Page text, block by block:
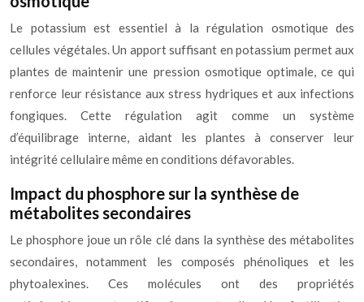
Le potassium est essentiel à la régulation osmotique des
cellules végétales. Un apport suffisant en potassium permet aux
plantes de maintenir une pression osmotique optimale, ce qui
renforce leur résistance aux stress hydriques et aux infections
fongiques. Cette régulation agit comme un système
d’équilibrage interne, aidant les plantes à conserver leur
intégrité cellulaire même en conditions défavorables.
Impact du phosphore sur la synthèse de
métabolites secondaires
Le phosphore joue un rôle clé dans la synthèse des métabolites
secondaires, notamment les composés phénoliques et les
phytoalexines. Ces molécules ont des propriétés